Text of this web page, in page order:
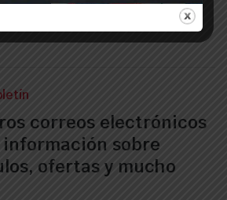
correos electrónicos
sobre
ofertas y mucho